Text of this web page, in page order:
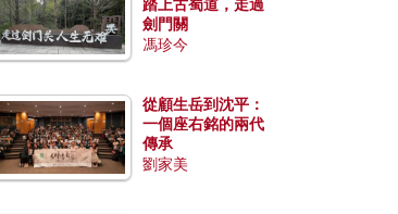
踏上古蜀道，走過
劍門關
馮珍今
從顧生岳到沈平：
一個座右銘的兩代
傳承
劉家美